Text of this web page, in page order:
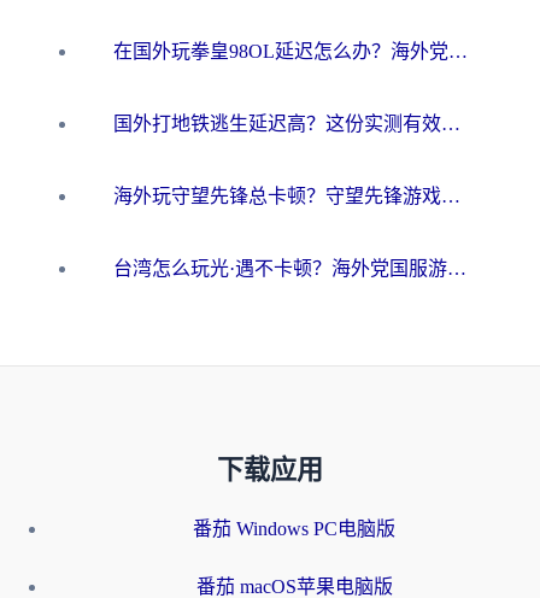
在国外玩拳皇98OL延迟怎么办？海外党亲测有效的低延迟指南
国外打地铁逃生延迟高？这份实测有效的低延迟指南帮你吃鸡
海外玩守望先锋总卡顿？守望先锋游戏加速器在哪里买&避坑指南（附欧洲非洲游戏实测）
台湾怎么玩光·遇不卡顿？海外党国服游戏加速终极攻略（附实测体验）
下载应用
番茄 Windows PC电脑版
番茄 macOS苹果电脑版